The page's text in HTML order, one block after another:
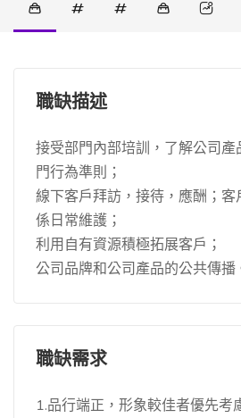
職缺描述
接受部門內部培訓，了解公司
門行為準則；
線下客戶拜訪，​​接待，應酬；
係日常維護；
利用自有資源積極拓展客戶；
公司品牌和公司產品的公共傳播
職缺需求
1.品行端正，形象較佳者優先考